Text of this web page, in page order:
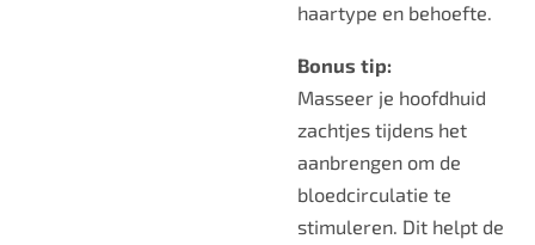
haartype en behoefte.
Bonus tip:
Masseer je hoofdhuid
zachtjes tijdens het
aanbrengen om de
bloedcirculatie te
stimuleren. Dit helpt de